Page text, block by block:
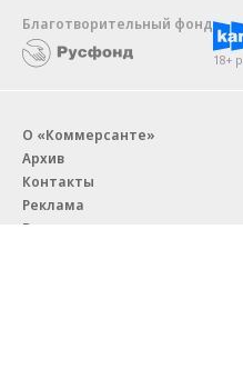
Благотворительный фонд
18+
О «Коммерсанте»
Архив
Контакты
Реклама
Вакансии